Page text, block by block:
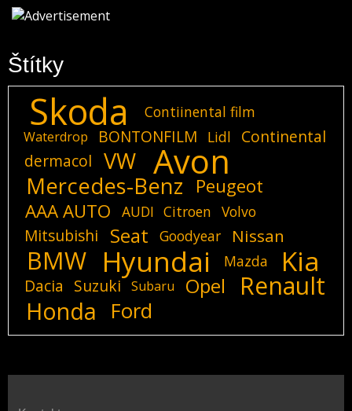
Štítky
Skoda Contiinental film
Waterdrop BONTONFILM Lidl
Continental
dermacol
VW Avon
Mercedes-Benz
Peugeot
AAA AUTO
AUDI Citroen Volvo
Mitsubishi Seat Goodyear Nissan
BMW Hyundai Mazda Kia
Dacia Suzuki Subaru Opel Renault
Honda Ford